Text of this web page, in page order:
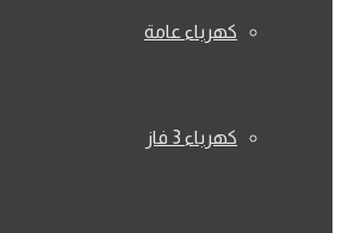
كهرباء عامة
كهرباء 3 فاز